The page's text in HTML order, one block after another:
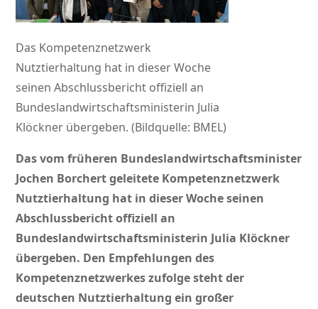
Das Kompetenznetzwerk
Nutztierhaltung hat in dieser Woche
seinen Abschlussbericht offiziell an
Bundeslandwirtschaftsministerin Julia
Klöckner übergeben. (Bildquelle: BMEL)
Das vom früheren Bundeslandwirtschaftsminister
Jochen Borchert geleitete Kompetenznetzwerk
Nutztierhaltung hat in dieser Woche seinen
Abschlussbericht offiziell an
Bundeslandwirtschaftsministerin Julia Klöckner
übergeben. Den Empfehlungen des
Kompetenznetzwerkes zufolge steht der
deutschen Nutztierhaltung ein großer